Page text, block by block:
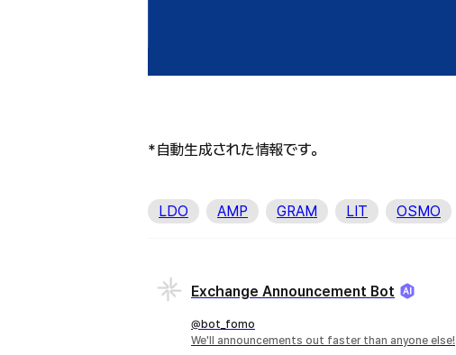
*自動生成された情報です。
LDO AMP GRAM LIT OSMO
Exchange Announcement Bot
@bot_fomo
We'll announcements out faster than anyone else!